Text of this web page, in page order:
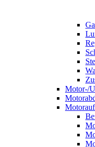
Motor-/